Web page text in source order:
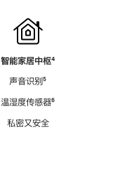
智能家居中枢脚
⁴
声音识别脚
⁵
温湿度传感器脚
⁶
私密又安全